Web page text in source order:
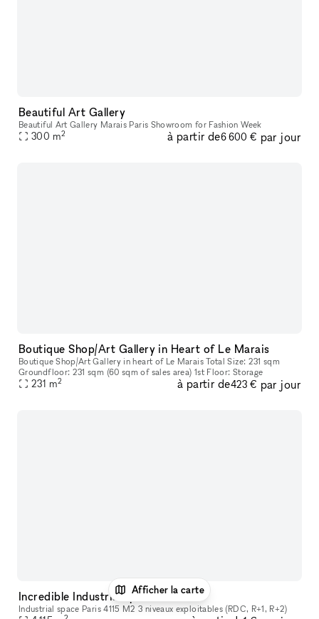
Beautiful Art Gallery
Beautiful Art Gallery Marais Paris Showroom for Fashion Week
300 m2 à partir de6 600 € par jour
Boutique Shop/Art Gallery in Heart of Le Marais
Boutique Shop/Art Gallery in heart of Le Marais Total Size: 231 sqm
Groundfloor: 231 sqm (60 sqm of sales area) 1st Floor: Storage
231 m2 à partir de423 € par jour
Incredible Industrial space in Paris
Industrial space Paris 4115 M2 3 niveaux exploitables (RDC, R+1, R+2)
Afficher la carte